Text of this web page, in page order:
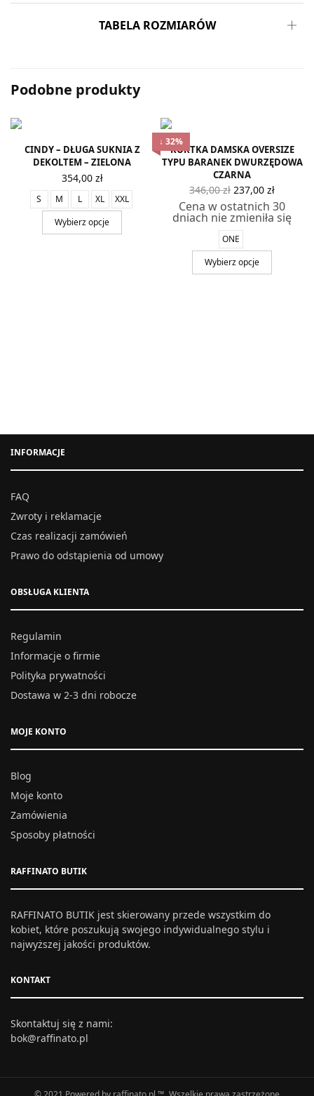
TABELA ROZMIARÓW
Podobne produkty
CINDY – DŁUGA SUKNIA Z
DEKOLTEM – ZIELONA
354,00 zł
S M L XL
XXL
Wybierz opcje
↓ 32%
KURTKA DAMSKA OVERSIZE
TYPU BARANEK DWURZĘDOWA
CZARNA
346,00zł Pierwotna
cena
wynosiła:
346,00 zł.
237,00 zł
237,00
Cena w ostatnich 30
dniach nie zmieniła się
ONE
Wybierz opcje
INFORMACJE
FAQ
Zwroty i reklamacje
Czas realizacji zamówień
Prawo do odstąpienia od umowy
OBSŁUGA KLIENTA
Regulamin
Informacje o firmie
Polityka prywatności
Dostawa w 2-3 dni robocze
MOJE KONTO
Blog
Moje konto
Zamówienia
Sposoby płatności
RAFFINATO BUTIK
RAFFINATO BUTIK jest skierowany przede wszystkim do
kobiet, które poszukują swojego indywidualnego stylu i
najwyższej jakości produktów.
KONTAKT
Skontaktuj się z nami:
bok@raffinato.pl